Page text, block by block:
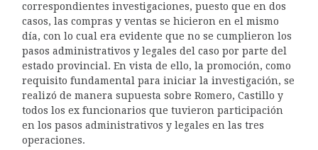
correspondientes investigaciones, puesto que en dos
casos, las compras y ventas se hicieron en el mismo
día, con lo cual era evidente que no se cumplieron los
pasos administrativos y legales del caso por parte del
estado provincial. En vista de ello, la promoción, como
requisito fundamental para iniciar la investigación, se
realizó de manera supuesta sobre Romero, Castillo y
todos los ex funcionarios que tuvieron participación
en los pasos administrativos y legales en las tres
operaciones.